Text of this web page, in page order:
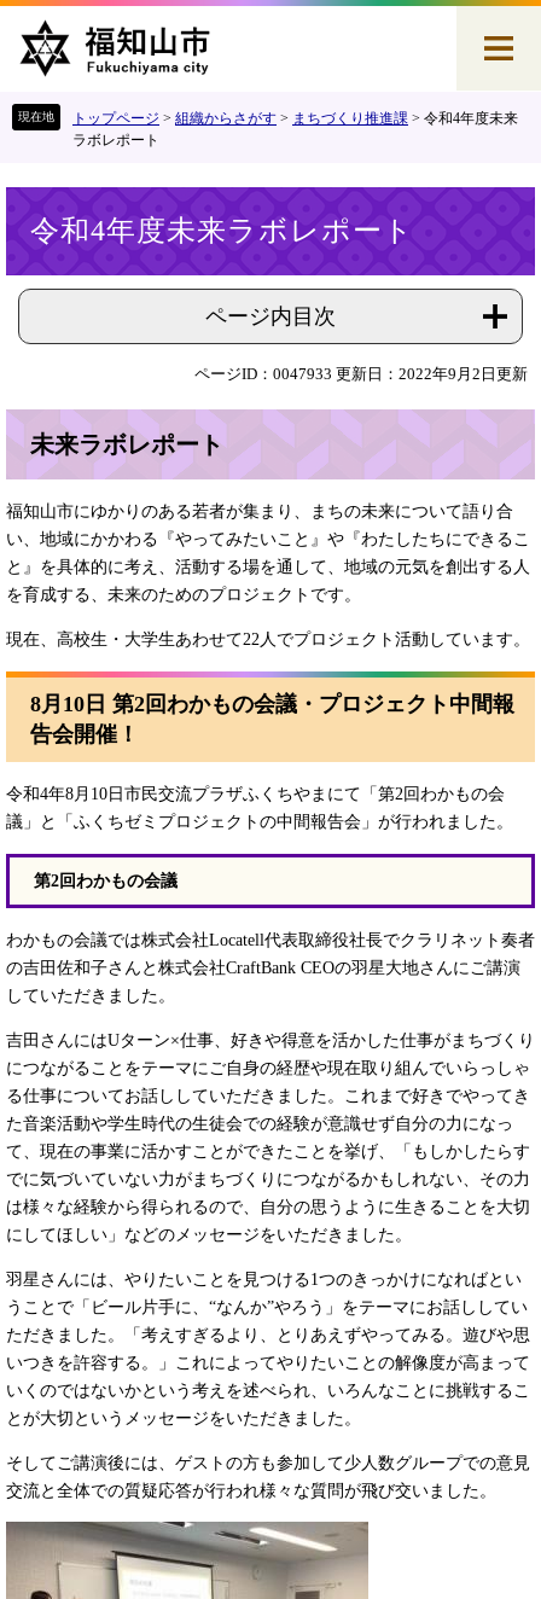
す
し
トップページ > 組織からさがす > まちづくり推進課 > 令和4年度未来
ラボレポート
令和4年度未来ラボレポート
ページ内目次
ページID：0047933 更新日：2022年9月2日更新
未来ラボレポート
福知山市にゆかりのある若者が集まり、まちの未来について語り合
い、地域にかかわる『やってみたいこと』や『わたしたちにできるこ
と』を具体的に考え、活動する場を通して、地域の元気を創出する人
を育成する、未来のためのプロジェクトです。
現在、高校生・大学生あわせて22人でプロジェクト活動しています。
8月10日 第2回わかもの会議・プロジェクト中間報
告会開催！
令和4年8月10日市民交流プラザふくちやまにて「第2回わかもの会
議」と「ふくちゼミプロジェクトの中間報告会」が行われました。
第2回わかもの会議
わかもの会議では株式会社Locatell代表取締役社長でクラリネット奏者
の吉田佐和子さんと株式会社CraftBank CEOの羽星大地さんにご講演
していただきました。
吉田さんにはUターン×仕事、好きや得意を活かした仕事がまちづくり
につながることをテーマにご自身の経歴や現在取り組んでいらっしゃ
る仕事についてお話ししていただきました。これまで好きでやってき
た音楽活動や学生時代の生徒会での経験が意識せず自分の力になっ
て、現在の事業に活かすことができたことを挙げ、「もしかしたらす
でに気づいていない力がまちづくりにつながるかもしれない、その力
は様々な経験から得られるので、自分の思うように生きることを大切
にしてほしい」などのメッセージをいただきました。
羽星さんには、やりたいことを見つける1つのきっかけになればとい
うことで「ビール片手に、“なんか”やろう」をテーマにお話ししてい
ただきました。「考えすぎるより、とりあえずやってみる。遊びや思
いつきを許容する。」これによってやりたいことの解像度が高まって
いくのではないかという考えを述べられ、いろんなことに挑戦するこ
とが大切というメッセージをいただきました。
そしてご講演後には、ゲストの方も参加して少人数グループでの意見
交流と全体での質疑応答が行われ様々な質問が飛び交いました。